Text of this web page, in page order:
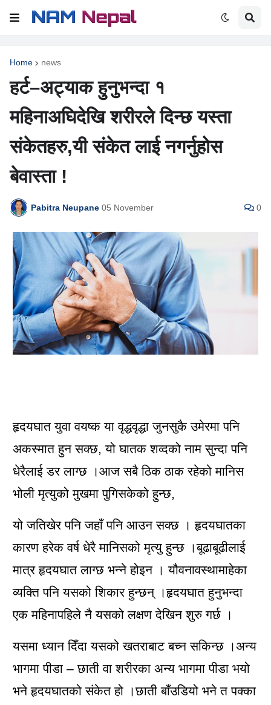
Home news
हर्ट–अट्याक हुनुभन्दा १
महिनाअघिदेखि शरीरले दिन्छ यस्ता
संकेतहरु,यी संकेत लाई नगर्नुहोस
बेवास्ता !
Pabitra Neupane 05 November 0
हृदयघात युवा वयष्क या वृद्धवृद्धा जुनसुकै उमेरमा पनि
अकस्मात हुन सक्छ, यो घातक शव्दको नाम सुन्दा पनि
धेरैलाई डर लाग्छ ।आज सबै ठिक ठाक रहेको मानिस
भोली मृत्युको मुखमा पुगिसकेको हुन्छ,
यो जतिखेर पनि जहाँ पनि आउन सक्छ । हृदयघातका
कारण हरेक वर्ष धेरै मानिसको मृत्यु हुन्छ ।बूढाबूढीलाई
मात्र हृदयघात लाग्छ भन्ने होइन । यौवनावस्थामाहेका
व्यक्ति पनि यसको शिकार हुन्छन् ।हृदयघात हुनुभन्दा
एक महिनापहिले नै यसको लक्षण देखिन शुरु गर्छ ।
यसमा ध्यान दिँदा यसको खतराबाट बच्न सकिन्छ ।अन्य
भागमा पीडा – छाती वा शरीरका अन्य भागमा पीडा भयो
भने हृदयघातको संकेत हो ।छाती बाँउडियो भने त पक्का